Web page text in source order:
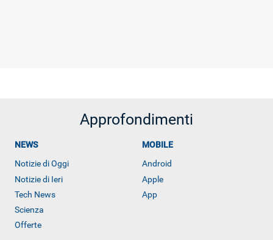
Approfondimenti
NEWS
Notizie di Oggi
Notizie di Ieri
Tech News
Scienza
Offerte
MOBILE
Android
Apple
App